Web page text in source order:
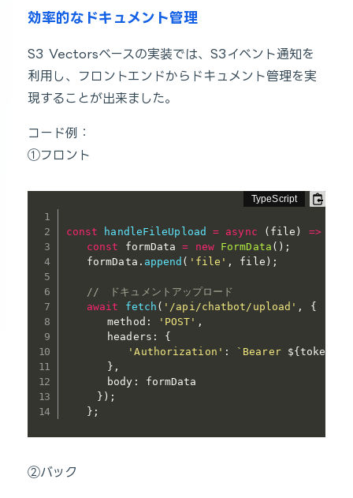
効率的なドキュメント管理
S3 Vectorsベースの実装では、S3イベント通知を
利用し、フロントエンドからドキュメント管理を実
現することが出来ました。
コード例：
①フロント
const handleFileUpload = async ( file ) =>
const formData = new FormData ( ) ;
formData . append ( 'file' , file ) ;
//　ドキュメントアップロード
await
fetch ( '/api/chatbot/upload' ,
{
method : 'POST' ,
headers :
{
'Authorization' : `Bearer ${token
} ,
body :
formData
} ) ;
} ;
②バック